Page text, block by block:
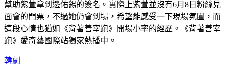
幫助紫萱拿到邊佑錫的簽名。實際上紫萱並沒有6月8日粉絲見
面會的門票，不過她仍會到場，希望能感受一下現場氛圍，而
這段心情也猶如《背著善宰跑》開場小率的經歷。《背著善宰
跑》愛奇藝國際站獨家熱播中。
韓劇